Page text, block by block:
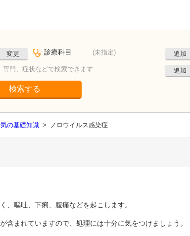
変更 診療科目 (未指定) 追加
門、症状などで検索できます 追加
検索する
の基礎知識 > ノロウイルス感染症
、嘔吐、下痢、腹痛などを起こします。
含まれていますので、処理には十分に気をつけましょう。